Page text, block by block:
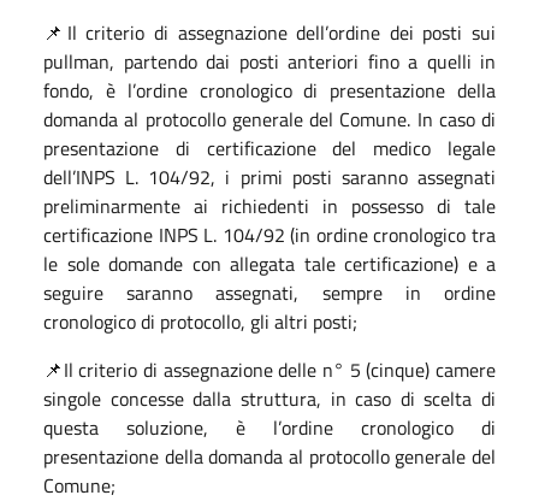
📌Il criterio di assegnazione dell’ordine dei posti sui
pullman, partendo dai posti anteriori fino a quelli in
fondo, è l’ordine cronologico di presentazione della
domanda al protocollo generale del Comune. In caso di
presentazione di certificazione del medico legale
dell’INPS L. 104/92, i primi posti saranno assegnati
preliminarmente ai richiedenti in possesso di tale
certificazione INPS L. 104/92 (in ordine cronologico tra
le sole domande con allegata tale certificazione) e a
seguire saranno assegnati, sempre in ordine
cronologico di protocollo, gli altri posti;
📌Il criterio di assegnazione delle n° 5 (cinque) camere
singole concesse dalla struttura, in caso di scelta di
questa soluzione, è l’ordine cronologico di
presentazione della domanda al protocollo generale del
Comune;